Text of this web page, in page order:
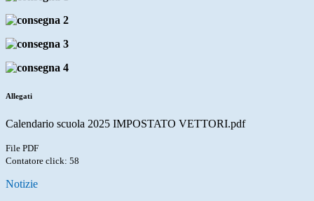
Allegati
Calendario scuola 2025 IMPOSTATO VETTORI.pdf
File PDF
Contatore click: 58
Notizie